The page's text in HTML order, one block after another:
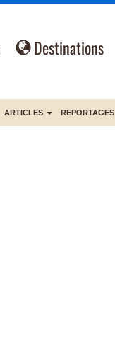
Destinations
ARTICLES REPORTAGES